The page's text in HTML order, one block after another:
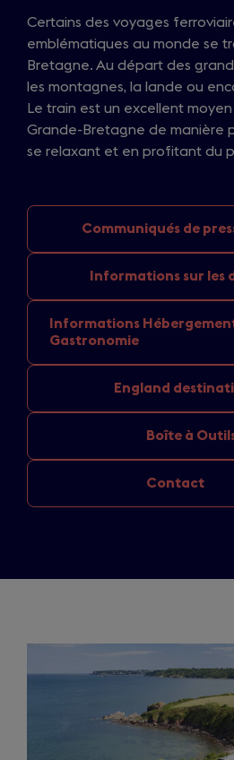
Certains des voyages
emblématiques au monde se
Bretagne. Au départ des
les montagnes, la lande ou
Le train est un excellent
Grande-Bretagne de manière
se relaxant et en profitant du
Communiqués de
Informations sur les
Informations
Gastronomie
England
Boîte à
Contact